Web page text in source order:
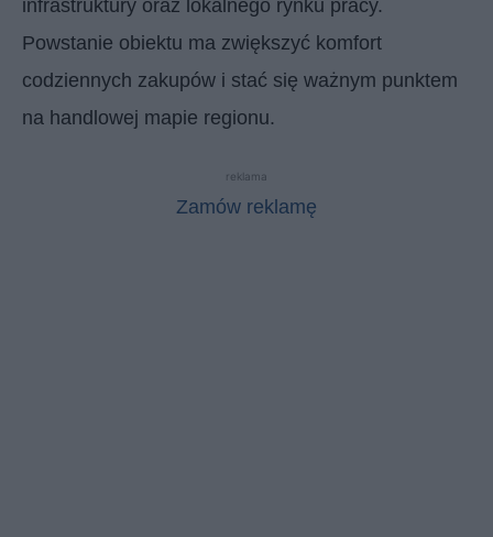
infrastruktury oraz lokalnego rynku pracy.
Powstanie obiektu ma zwiększyć komfort
codziennych zakupów i stać się ważnym punktem
na handlowej mapie regionu.
reklama
Zamów reklamę